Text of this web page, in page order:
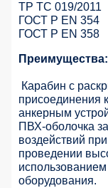
ТР ТС 019/2011
ГОСТ Р EN 354
ГОСТ Р EN 358
Преимущества:
Карабин с
присоединения
анкерным
ПВХ-оболочка
воздействий
проведении
оборудования.